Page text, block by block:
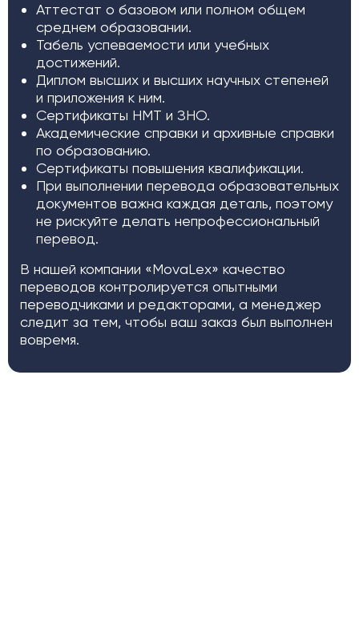
Аттестат о базовом или полном общем
среднем образовании.
Табель успеваемости или учебных
достижений.
Диплом высших и высших научных степеней
и приложения к ним.
Сертификаты НМТ и ЗНО.
Академические справки и архивные справки
по образованию.
Сертификаты повышения квалификации.
При выполнении перевода образовательных
документов важна каждая деталь, поэтому
не рискуйте делать непрофессиональный
перевод.
В нашей компании «MovaLex» качество
переводов контролируется опытными
переводчиками и редакторами, а менеджер
следит за тем, чтобы ваш заказ был выполнен
вовремя.